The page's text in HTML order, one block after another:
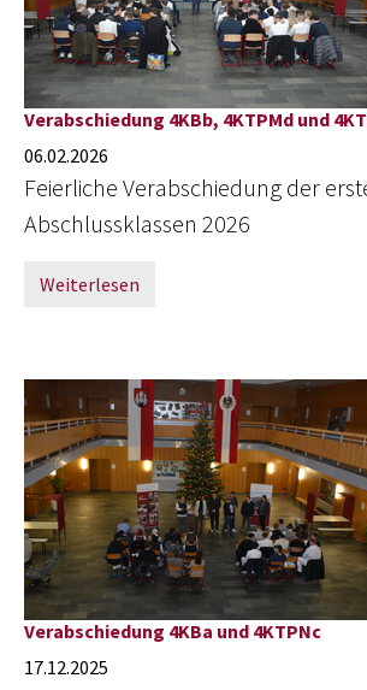
Verabschiedung 4KBb, 4KTPMd und
06.02.2026
Feierliche Verabschiedung der
Abschlussklassen 2026
Weiterlesen
Verabschiedung 4KBa und 4KTPNc
17.12.2025